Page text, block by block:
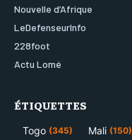
Nouvelle d’Afrique
LeDefenseurInfo
228foot
Actu Lomé
ÉTIQUETTES
Togo (345) Mali (150)